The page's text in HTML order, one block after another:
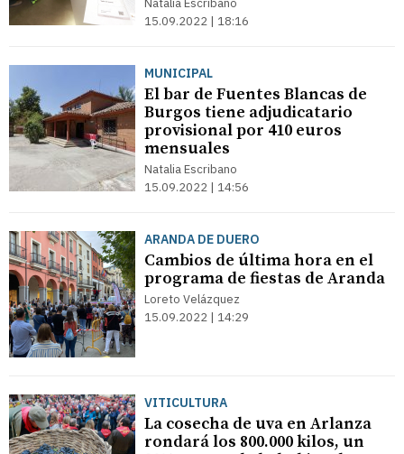
Natalia Escribano
15.09.2022 | 18:16
MUNICIPAL
El bar de Fuentes Blancas de
Burgos tiene adjudicatario
provisional por 410 euros
mensuales
Natalia Escribano
15.09.2022 | 14:56
ARANDA DE DUERO
Cambios de última hora en el
programa de fiestas de Aranda
Loreto Velázquez
15.09.2022 | 14:29
VITICULTURA
La cosecha de uva en Arlanza
rondará los 800.000 kilos, un